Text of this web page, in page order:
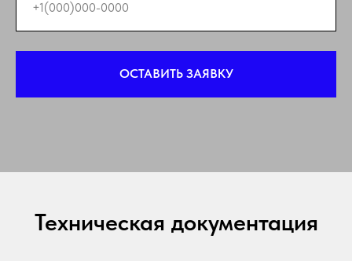
ОСТАВИТЬ ЗАЯВКУ
Техническая документация